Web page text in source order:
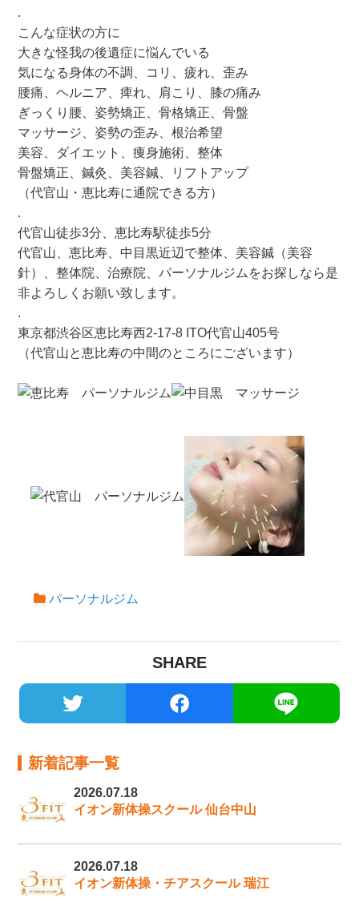
.
こんな症状の方に
大きな怪我の後遺症に悩んでいる
気になる身体の不調、コリ、疲れ、歪み
腰痛、ヘルニア、痺れ、肩こり、膝の痛み
ぎっくり腰、姿勢矯正、骨格矯正、骨盤
マッサージ、姿勢の歪み、根治希望
美容、ダイエット、痩身施術、整体
骨盤矯正、鍼灸、美容鍼、リフトアップ
（代官山・恵比寿に通院できる方）
.
代官山徒歩3分、恵比寿駅徒歩5分
代官山、恵比寿、中目黒近辺で整体、美容鍼（美容
針）、整体院、治療院、パーソナルジムをお探しなら是
非よろしくお願い致します。
.
東京都渋谷区恵比寿西2-17-8 ITO代官山405号
（代官山と恵比寿の中間のところにございます）
パーソナルジム
SHARE
新着記事一覧
2026.07.18
イオン新体操スクール 仙台中山
2026.07.18
イオン新体操・チアスクール 瑞江